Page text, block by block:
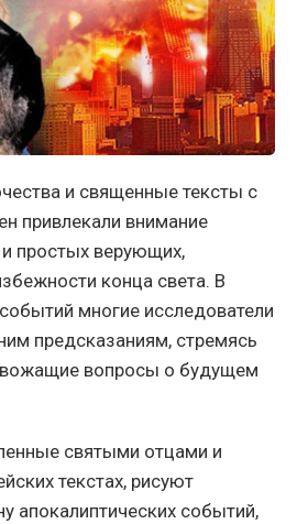
и священные тексты с
привлекали внимание
простых верующих,
конца света. В
многие исследователи
предсказаниям, стремясь
вопросы о будущем
святыми отцами и
текстах, рисуют
апокалиптических событий,